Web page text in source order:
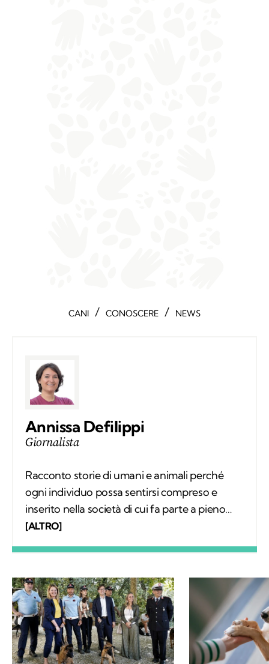
CANI / CONOSCERE / NEWS
Annissa Defilippi
Giornalista
Racconto storie di umani e animali perché
ogni individuo possa sentirsi compreso e
inserito nella società di cui fa parte a pieno
diritto. Scrivo articoli e realizzo video
possono continuare a vivere.
[ALTRO]